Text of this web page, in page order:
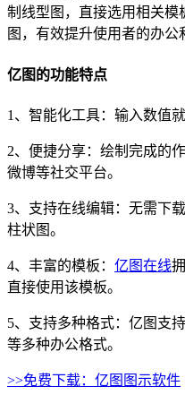
制线型图，直接选用相关模
图，有效提升使用者的办公
亿图的功能特点
1、智能化工具：输入数值
2、便捷分享：绘制完成的
微博等社交平台。
3、支持在线编辑：无需下
柱状图。
4、丰富的模板： 亿图在线
直接使用该模板。
5、支持多种格式：亿图支
等多种办公格式。
>>免费下载：亿图图示软件